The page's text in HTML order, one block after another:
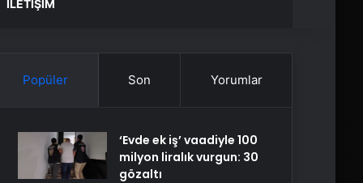
İLETIŞIM
Popüler Son Yorumlar
‘Evde ek iş’ vaadiyle 100
milyon liralık vurgun: 30
gözaltı